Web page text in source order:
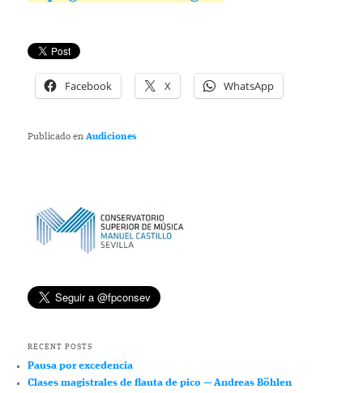
Facebook X WhatsApp
Publicado en Audiciones
RECENT POSTS
Pausa por excedencia
Clases magistrales de flauta de pico — Andreas Böhlen